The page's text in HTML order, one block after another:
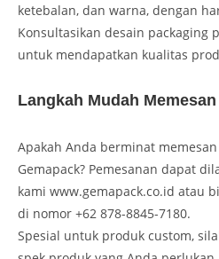
ketebalan, dan warna, dengan
Konsultasikan desain packaging
untuk mendapatkan kualitas
Langkah Mudah
Apakah Anda berminat
Gemapack? Pemesanan dapat
kami www.gemapack.co.id atau
di nomor +62 878-8845-7180.
Spesial untuk produk custom,